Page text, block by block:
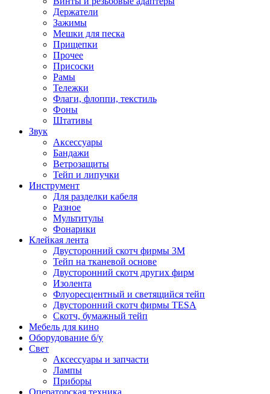
Держатели
Зажимы
Мешки для песка
Прищепки
Прочее
Присоски
Рамы
Тележки
Флаги, флоппи, текстиль
Фоны
Штативы
Звук
Аксессуары
Бандажи
Ветрозащиты
Тейп и липучки
Инструмент
Для разделки кабеля
Разное
Мультитулы
Фонарики
Клейкая лента
Двусторонний скотч фирмы 3M
Тейп на тканевой основе
Двусторонний скотч других фирм
Изолента
Флуоресцентный и светящийся тейп
Двусторонний скотч фирмы TESA
Скотч, бумажный тейп
Мебель для кино
Оборудование б/у
Свет
Аксессуары и запчасти
Лампы
Приборы
Операторская техника